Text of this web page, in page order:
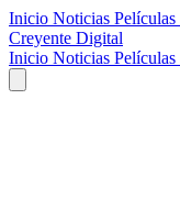
Inicio Noticias Películas
Creyente Digital
Inicio Noticias Películas